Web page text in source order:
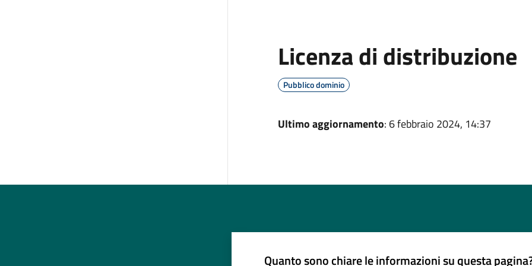
Licenza di distribuzione
Pubblico dominio
Ultimo aggiornamento: 6 febbraio 2024, 14:37
Quanto sono chiare le informazioni su questa